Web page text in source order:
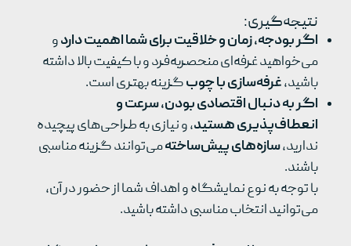
نتیجه‌گیری:
اگر بودجه، زمان و خلاقیت برای شما اهمیت داردو
می‌خواهید غرفه‌ای منحصربه‌فرد و با کیفیت بالا داشته
باشید،غرفه‌سازی با چوبگزینه بهتری است.
اگر به دنبال اقتصادی بودن، سرعت و
انعطاف‌پذیری هستید، و نیازی به طراحی‌های پیچیده
ندارید،سازه‌های پیش‌ساختهمی‌توانند گزینه مناسبی
باشند.
با توجه به نوع نمایشگاه و اهداف شما از حضور در آن،
می‌توانید انتخاب مناسبی داشته باشید.